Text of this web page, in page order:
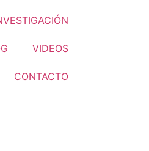
VIDEOS
CONTACTO